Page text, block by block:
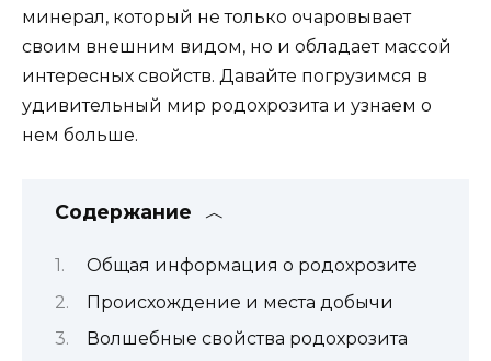
минерал, который не только очаровывает
своим внешним видом, но и обладает массой
интересных свойств. Давайте погрузимся в
удивительный мир родохрозита и узнаем о
нем больше.
Содержание
Общая информация о родохрозите
Происхождение и места добычи
Волшебные свойства родохрозита